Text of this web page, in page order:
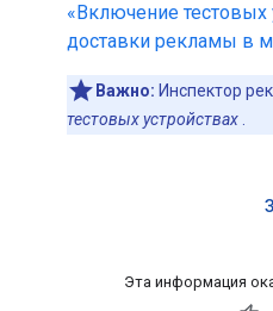
«Включение тестовых
доставки рекламы в
Важно: Инспектор
тестовых устройствах
Эта информация